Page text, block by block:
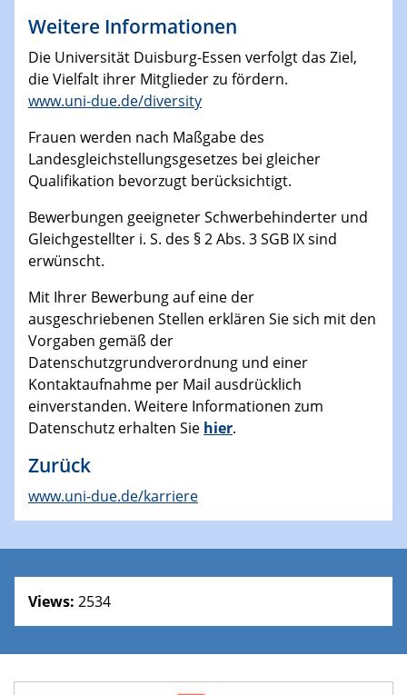
Weitere Informationen
Die Universität Duisburg-Essen verfolgt das Ziel,
die Vielfalt ihrer Mitglieder zu fördern.
www.uni-due.de/diversity
Frauen werden nach Maßgabe des
Landesgleichstellungsgesetzes bei gleicher
Qualifikation bevorzugt berücksichtigt.
Bewerbungen geeigneter Schwerbehinderter und
Gleichgestellter i. S. des § 2 Abs. 3 SGB IX sind
erwünscht.
Mit Ihrer Bewerbung auf eine der
ausgeschriebenen Stellen erklären Sie sich mit den
Vorgaben gemäß der
Datenschutzgrundverordnung und einer
Kontaktaufnahme per Mail ausdrücklich
einverstanden. Weitere Informationen zum
Datenschutz erhalten Sie hier.
Zurück
www.uni-due.de/karriere
Views: 2534